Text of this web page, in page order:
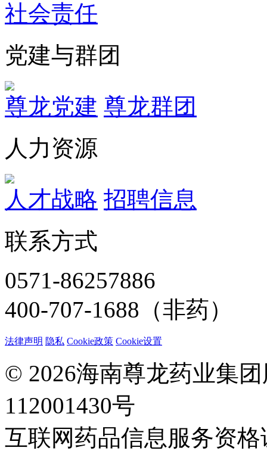
社会责任
党建与群团
尊龙党建 尊龙群团
人力资源
人才战略 招聘信息
联系方式
0571-86257886
400-707-1688（非药）
法律声明 隐私 Cookie政策 Cookie设置
© 2026海南尊龙药业集
112001430号
互联网药品信息服务资